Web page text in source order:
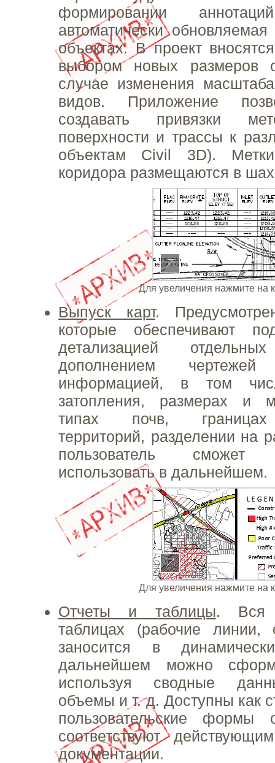
формировании
автоматически
объектах. В проект
выбором новых размеров
случае изменения
видов. Приложение
создавать привязки
поверхности и трассы к
объектам Civil 3D).
коридора размещаются в
Для увеличения нажмите на
Выпуск карт.
которые обеспечивают
детализацией
дополнением чертежей
информацией, в том
затопления, размерах и
типах почв, границах
территорий, разделении на
пользователь
использовать в дальнейшем.
Для увеличения нажмите на
Отчеты и таблицы. Вся
таблицах (рабочие
заносится в
дальнейшем можно
используя сводные
объемы и т. д. Доступны как
пользовательские формы
соответствуют
документации.